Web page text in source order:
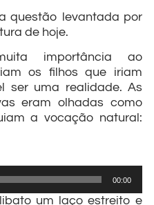
questão levantada por
de hoje.
importância ao
os filhos que iriam
ser uma realidade. As
eram olhadas como
a vocação natural:
00:00
um laço estreito e